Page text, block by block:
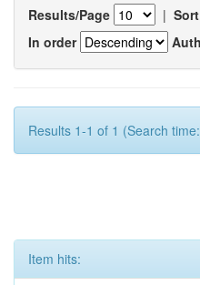
Results/Page |
In order
Results 1-1 of 1 (Search
Item hits: